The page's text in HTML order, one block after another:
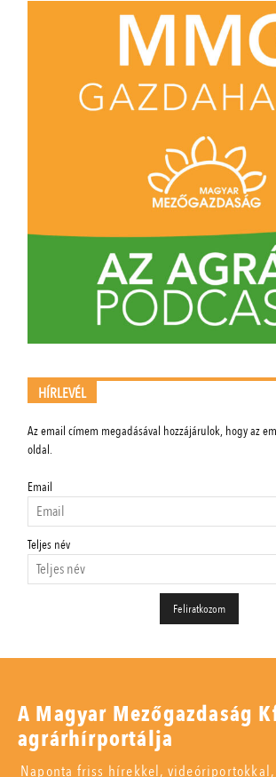
HÍRLEVÉL
Az email címem megadásával hozzájárulok, hogy az
oldal.
Email
Teljes név
A Magyar Mezőgazdaság
agrárhírportálja
Naponta friss hírekkel, videóriportokkal,